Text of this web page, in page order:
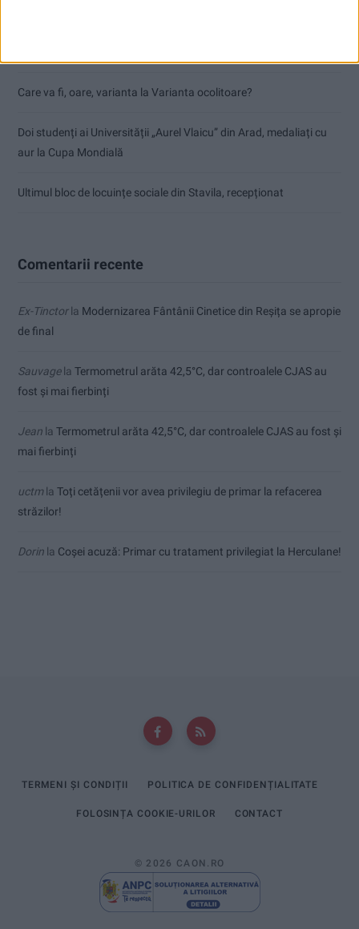
Care va fi, oare, varianta la Varianta ocolitoare?
Doi studenți ai Universității „Aurel Vlaicu” din Arad, medaliați cu
aur la Cupa Mondială
Ultimul bloc de locuințe sociale din Stavila, recepționat
Comentarii recente
Ex-Tinctorla Modernizarea Fântânii Cinetice din Reșița se apropie
de final
Sauvagela Termometrul arăta 42,5°C, dar controalele CJAS au
fost și mai fierbinți
Jean la Termometrul arăta 42,5°C, dar controalele CJAS au fost și
mai fierbinți
uctmla Toți cetățenii vor avea privilegiu de primar la refacerea
străzilor!
Dorin la Coșei acuză: Primar cu tratament privilegiat la Herculane!
TERMENI ȘI CONDIȚII POLITICA DE CONFIDENȚIALITATE
FOLOSINȚA COOKIE-URILOR CONTACT
© 2026 CAON.RO